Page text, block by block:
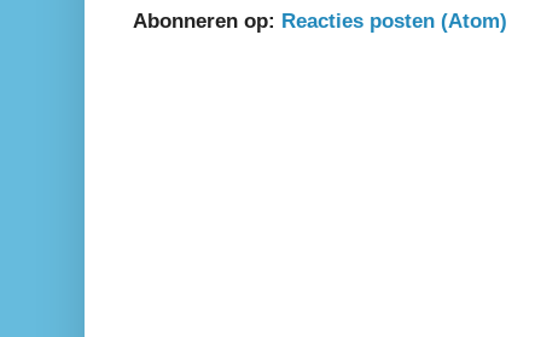
Abonneren op: Reacties posten (Atom)